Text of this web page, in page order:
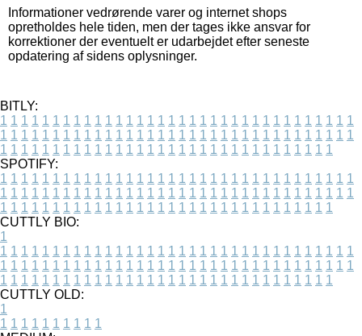
Informationer vedrørende varer og internet shops
opretholdes hele tiden, men der tages ikke ansvar for
korrektioner der eventuelt er udarbejdet efter seneste
opdatering af sidens oplysninger.
BITLY:
1 1 1 1 1 1 1 1 1 1 1 1 1 1 1 1 1 1 1 1 1 1 1 1 1 1 1 1 1 1 1 1 1 1
1 1 1 1 1 1 1 1 1 1 1 1 1 1 1 1 1 1 1 1 1 1 1 1 1 1 1 1 1 1 1 1 1 1
1 1 1 1 1 1 1 1 1 1 1 1 1 1 1 1 1 1 1 1 1 1 1 1 1 1 1 1 1 1 1 1
SPOTIFY:
1 1 1 1 1 1 1 1 1 1 1 1 1 1 1 1 1 1 1 1 1 1 1 1 1 1 1 1 1 1 1 1 1 1
1 1 1 1 1 1 1 1 1 1 1 1 1 1 1 1 1 1 1 1 1 1 1 1 1 1 1 1 1 1 1 1 1 1
1 1 1 1 1 1 1 1 1 1 1 1 1 1 1 1 1 1 1 1 1 1 1 1 1 1 1 1 1 1 1 1
CUTTLY BIO:
1
1 1 1 1 1 1 1 1 1 1 1 1 1 1 1 1 1 1 1 1 1 1 1 1 1 1 1 1 1 1 1 1 1 1
1 1 1 1 1 1 1 1 1 1 1 1 1 1 1 1 1 1 1 1 1 1 1 1 1 1 1 1 1 1 1 1 1 1
1 1 1 1 1 1 1 1 1 1 1 1 1 1 1 1 1 1 1 1 1 1 1 1 1 1 1 1 1 1 1 1
CUTTLY OLD:
1
1 1 1 1 1 1 1 1 1 1